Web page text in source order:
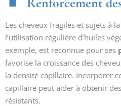
Les cheveux fragiles et sujets à
l’utilisation régulière d’huiles
exemple, est reconnue pour ses
favorise la croissance des
la densité capillaire. Incorporer
capillaire peut aider à obtenir
résistants.